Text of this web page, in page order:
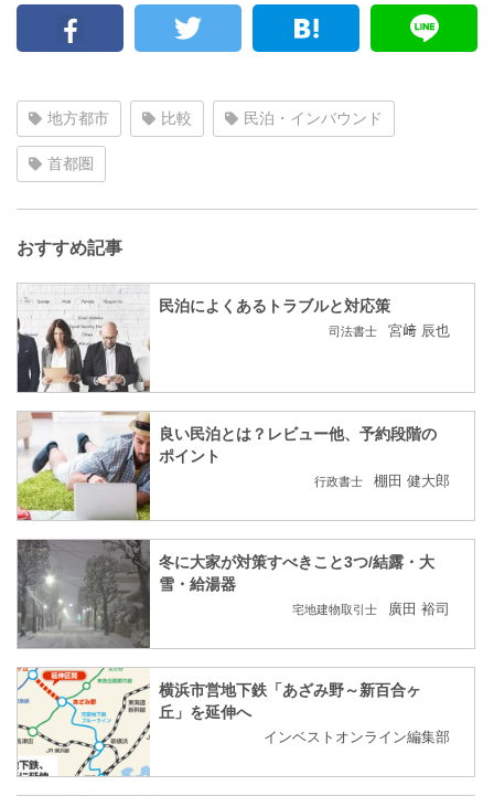
地方都市 比較 民泊・インバウンド
首都圏
おすすめ記事
民泊によくあるトラブルと対応策
司法書士 宮﨑 辰也
良い民泊とは？レビュー他、予約段階の
ポイント
行政書士 棚田 健大郎
冬に大家が対策すべきこと3つ/結露・大
雪・給湯器
宅地建物取引士 廣田 裕司
横浜市営地下鉄「あざみ野～新百合ヶ
丘」を延伸へ
インベストオンライン編集部